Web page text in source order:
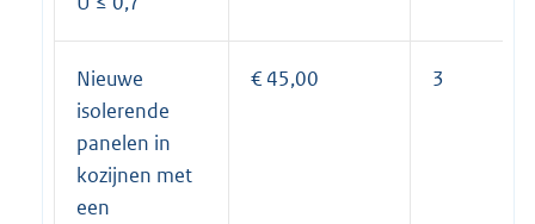
Nieuwe
isolerende
panelen in
kozijnen met
een
€ 45,00 3